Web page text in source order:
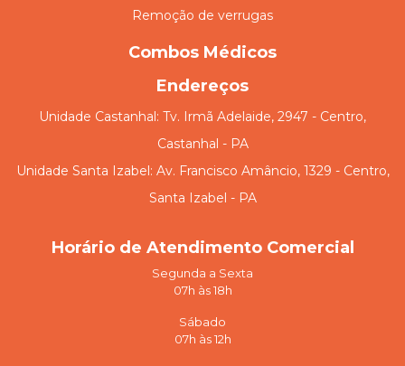
Remoção de verrugas
Combos Médicos
Endereços
Unidade Castanhal: Tv. Irmã Adelaide, 2947 - Centro,
Castanhal - PA
Unidade Santa Izabel: Av. Francisco Amâncio, 1329 - Centro,
Santa Izabel - PA
Horário de Atendimento Comercial
Segunda a Sexta
07h às 18h
Sábado
07h às 12h